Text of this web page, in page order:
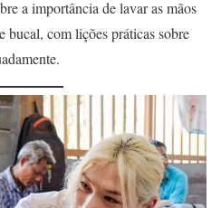
a importância de lavar as mãos
bucal, com lições práticas sobre